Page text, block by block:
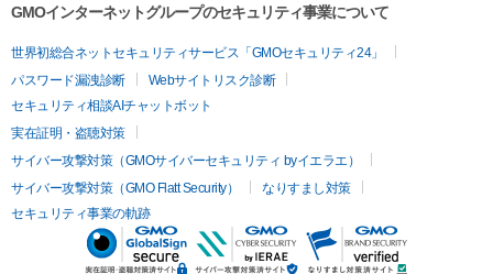
GMOインターネットグループのセキュリティ事業について
世界初総合ネットセキュリティサービス「GMOセキュリティ24」
パスワード漏洩診断
Webサイトリスク診断
セキュリティ相談AIチャットボット
実在証明・盗聴対策
サイバー攻撃対策（GMOサイバーセキュリティ byイエラエ）
サイバー攻撃対策（GMO Flatt Security）
なりすまし対策
セキュリティ事業の軌跡